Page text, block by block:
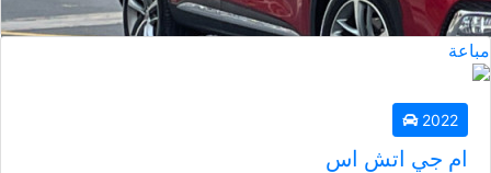
السعر إبتداء من
38,000ريال
مباعة
2022
ام جي اتش اس